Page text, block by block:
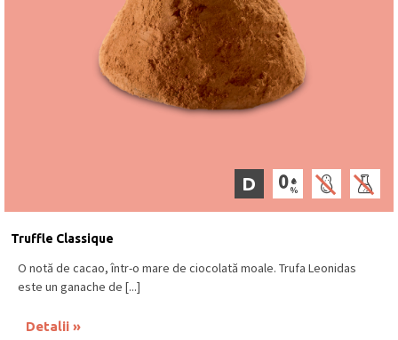
D
Truffle Classique
O notă de cacao, într-o mare de ciocolată moale. Trufa Leonidas
este un ganache de [...]
Detalii